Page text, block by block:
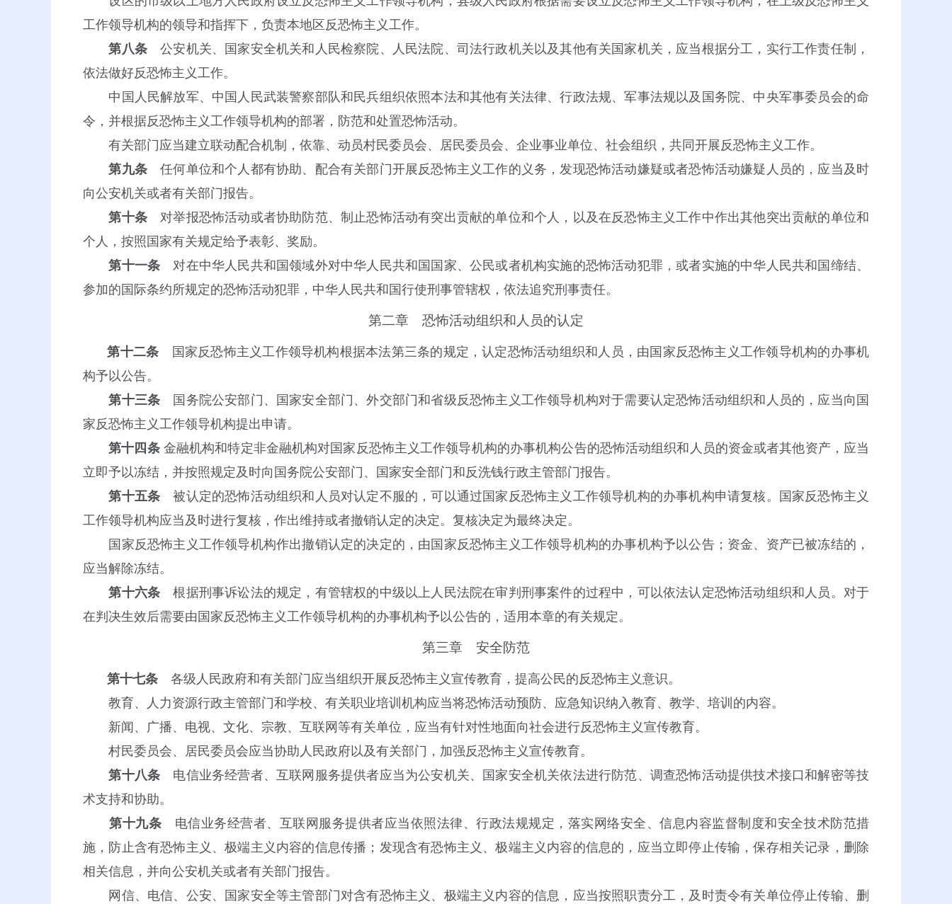
工作领导机构的领导和指挥下，负责本地区反恐怖主义工作。
第八条 公安机关、国家安全机关和人民检察院、人民法院、司法行政机关以及其他有关国家机关，应当根据分工，实行工作责任制，
依法做好反恐怖主义工作。
中国人民解放军、中国人民武装警察部队和民兵组织依照本法和其他有关法律、行政法规、军事法规以及国务院、中央军事委员会的命
令，并根据反恐怖主义工作领导机构的部署，防范和处置恐怖活动。
有关部门应当建立联动配合机制，依靠、动员村民委员会、居民委员会、企业事业单位、社会组织，共同开展反恐怖主义工作。
第九条 任何单位和个人都有协助、配合有关部门开展反恐怖主义工作的义务，发现恐怖活动嫌疑或者恐怖活动嫌疑人员的，应当及时
向公安机关或者有关部门报告。
第十条 对举报恐怖活动或者协助防范、制止恐怖活动有突出贡献的单位和个人，以及在反恐怖主义工作中作出其他突出贡献的单位和
个人，按照国家有关规定给予表彰、奖励。
第十一条对在中华人民共和国领域外对中华人民共和国国家、公民或者机构实施的恐怖活动犯罪，或者实施的中华人民共和国缔结、
参加的国际条约所规定的恐怖活动犯罪，中华人民共和国行使刑事管辖权，依法追究刑事责任。
第二章 恐怖活动组织和人员的认定
第十二条 国家反恐怖主义工作领导机构根据本法第三条的规定，认定恐怖活动组织和人员，由国家反恐怖主义工作领导机构的办事机
构予以公告。
第十三条
国务院公安部门、国家安全部门、外交部门和省级反恐怖主义工作领导机构对于需要认定恐怖活动组织和人员的，应当向国
家反恐怖主义工作领导机构提出申请。
第十四条 金融机构和特定非金融机构对国家反恐怖主义工作领导机构的办事机构公告的恐怖活动组织和人员的资金或者其他资产，应当
立即予以冻结，并按照规定及时向国务院公安部门、国家安全部门和反洗钱行政主管部门报告。
第十五条 被认定的恐怖活动组织和人员对认定不服的，可以通过国家反恐怖主义工作领导机构的办事机构申请复核。国家反恐怖主义
工作领导机构应当及时进行复核，作出维持或者撤销认定的决定。复核决定为最终决定。
国家反恐怖主义工作领导机构作出撤销认定的决定的，由国家反恐怖主义工作领导机构的办事机构予以公告；资金、资产已被冻结的，
应当解除冻结。
第十六条根据刑事诉讼法的规定，有管辖权的中级以上人民法院在审判刑事案件的过程中，可以依法认定恐怖活动组织和人员。对于
在判决生效后需要由国家反恐怖主义工作领导机构的办事机构予以公告的，适用本章的有关规定。
第三章 安全防范
第十七条 各级人民政府和有关部门应当组织开展反恐怖主义宣传教育，提高公民的反恐怖主义意识。
教育、人力资源行政主管部门和学校、有关职业培训机构应当将恐怖活动预防、应急知识纳入教育、教学、培训的内容。
新闻、广播、电视、文化、宗教、互联网等有关单位，应当有针对性地面向社会进行反恐怖主义宣传教育。
村民委员会、居民委员会应当协助人民政府以及有关部门，加强反恐怖主义宣传教育。
第十八条 电信业务经营者、互联网服务提供者应当为公安机关、国家安全机关依法进行防范、调查恐怖活动提供技术接口和解密等技
术支持和协助。
第十九条 电信业务经营者、互联网服务提供者应当依照法律、行政法规规定，落实网络安全、信息内容监督制度和安全技术防范措
施，防止含有恐怖主义、极端主义内容的信息传播；发现含有恐怖主义、极端主义内容的信息的，应当立即停止传输，保存相关记录，删除
相关信息，并向公安机关或者有关部门报告。
网信、电信、公安、国家安全等主管部门对含有恐怖主义、极端主义内容的信息，应当按照职责分工，及时责令有关单位停止传输、删